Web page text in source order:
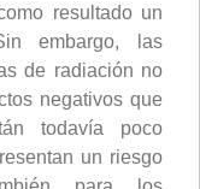
resultado un
embargo, las
de radiación no
negativos que
todavía poco
un riesgo